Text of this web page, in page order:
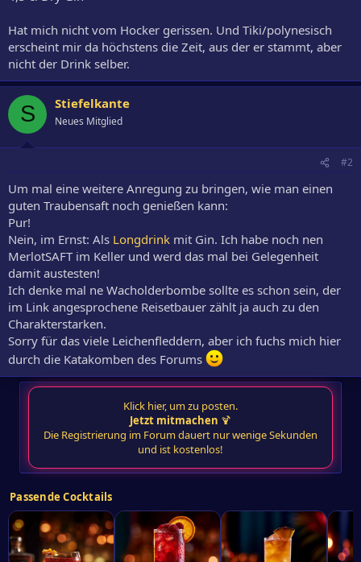
Hat mich nicht vom Hocker gerissen. Und Tiki/polynesisch
erscheint mir da höchstens die Zeit, aus der er stammt, aber
nicht der Drink selber.
S Stiefelkante
Neues Mitglied
#2
Um mal eine weitere Anregung zu bringen, wie man einen
guten Traubensaft noch genießen kann:
Pur!
Nein, im Ernst: Als Longdrink mit Gin. Ich habe noch nen
MerlotSAFT im Keller und werd das mal bei Gelegenheit
damit austesten!
Ich denke mal ne Wacholderbombe sollte es schon sein, der
im Link angesprochene Reisetbauer zählt ja auch zu den
Charakterstarken.
Sorry für das viele Leichenfleddern, aber ich fuchs mich hier
durch die Katakomben des Forums
Klick hier, um zu posten.
Jetzt mitmachen 🍹
Die Registrierung im Forum dauert nur wenige Sekunden
und ist kostenlos!
Passende Cocktails